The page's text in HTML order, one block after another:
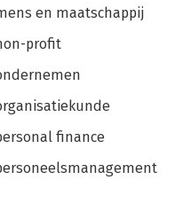
en maatschappij
profit
finance